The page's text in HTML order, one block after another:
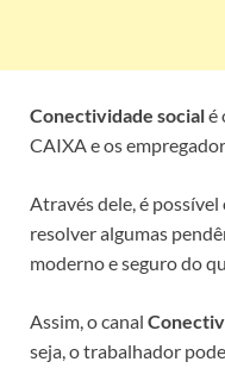
Conectividade socialé
CAIXA e os
Através dele, é
resolver algumas
moderno e seguro do
Assim, o canal
seja, o trabalhador